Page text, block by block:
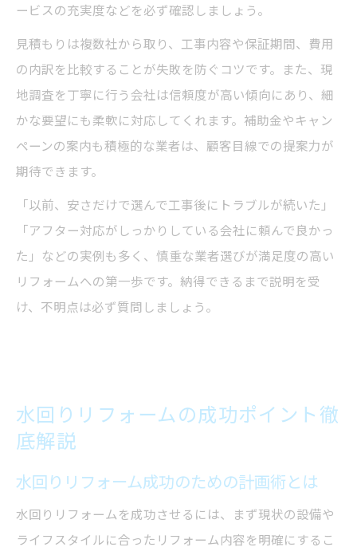
ービスの充実度などを必ず確認しましょう。
見積もりは複数社から取り、工事内容や保証期間、費用
の内訳を比較することが失敗を防ぐコツです。また、現
地調査を丁寧に行う会社は信頼度が高い傾向にあり、細
かな要望にも柔軟に対応してくれます。補助金やキャン
ペーンの案内も積極的な業者は、顧客目線での提案力が
期待できます。
「以前、安さだけで選んで工事後にトラブルが続いた」
「アフター対応がしっかりしている会社に頼んで良かっ
た」などの実例も多く、慎重な業者選びが満足度の高い
リフォームへの第一歩です。納得できるまで説明を受
け、不明点は必ず質問しましょう。
水回りリフォームの成功ポイント徹
底解説
水回りリフォーム成功のための計画術とは
水回りリフォームを成功させるには、まず現状の設備や
ライフスタイルに合ったリフォーム内容を明確にするこ